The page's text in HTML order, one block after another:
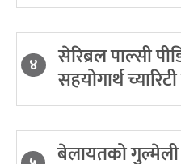
४ सेरिब्रल पाल्सी
सहयोगार्थ
बेलायतको